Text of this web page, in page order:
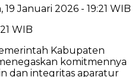
19 Januari 2026 - 19:21 WIB
WIB
Kabupaten
komitmennya
dan integritas aparatur